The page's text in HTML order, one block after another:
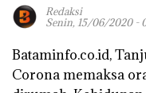
Redaksi
Senin, 15/06/2020 -
Bataminfo.co.id,
Corona memaksa